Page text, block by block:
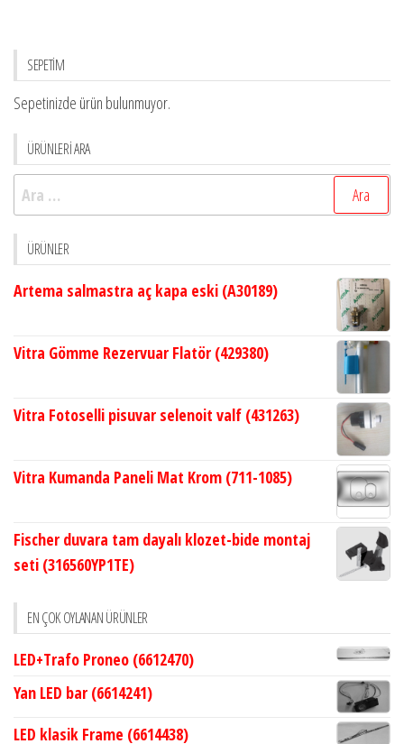
SEPETİM
Sepetinizde ürün bulunmuyor.
ÜRÜNLERİ ARA
Arama:
ÜRÜNLER
Artema salmastra aç kapa eski (A30189)
Vitra Gömme Rezervuar Flatör (429380)
Vitra Fotoselli pisuvar selenoit valf (431263)
Vitra Kumanda Paneli Mat Krom (711-1085)
Fischer duvara tam dayalı klozet-bide montaj
seti (316560YP1TE)
EN ÇOK OYLANAN ÜRÜNLER
LED+Trafo Proneo (6612470)
Yan LED bar (6614241)
LED klasik Frame (6614438)